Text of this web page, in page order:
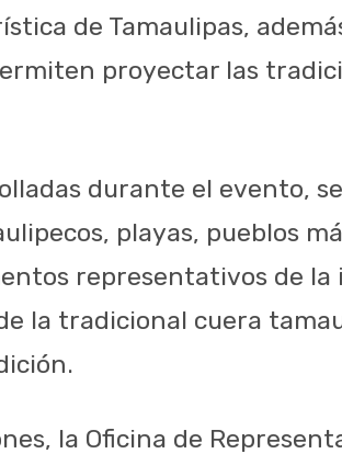
de Tamaulipas,
proyectar las
durante el evento, se
playas, pueblos
representativos de la
la tradicional cuera
la Oficina de